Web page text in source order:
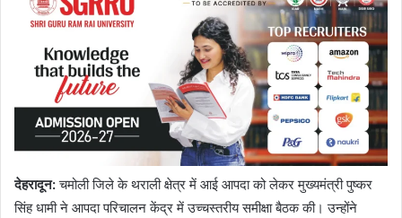
देहरादून:चमोली जिले के थराली क्षेत्र में आई आपदा को लेकर मुख्यमंत्री पुष्कर
सिंह धामी ने आपदा परिचालन केंद्र में उच्चस्तरीय समीक्षा बैठक की। उन्होंने